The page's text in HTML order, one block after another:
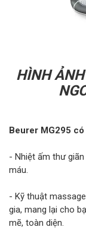
HÌNH
Beurer MG295
- Nhiệt ấm thư
máu.
- Kỹ thuật
gia, mang lại cho
mẽ, toàn diện.